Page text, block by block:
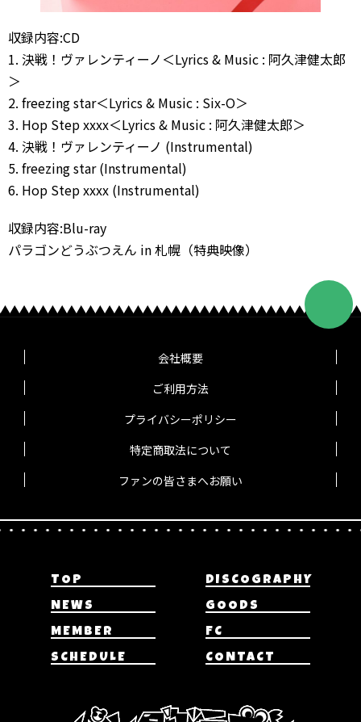
収録内容:CD
1. 決戦！ヴァレンティーノ＜Lyrics & Music : 阿久津健太郎
＞
2. freezing star＜Lyrics & Music : Six-O＞
3. Hop Step xxxx＜Lyrics & Music : 阿久津健太郎＞
4. 決戦！ヴァレンティーノ (Instrumental)
5. freezing star (Instrumental)
6. Hop Step xxxx (Instrumental)
収録内容:Blu-ray
パラゴンどうぶつえん in 札幌（特典映像）
会社概要
ご利用方法
プライバシーポリシー
特定商取法について
ファンの皆さまへお願い
TOP
DISCOGRAPHY
NEWS
GOODS
MEMBER
FC
SCHEDULE
CONTACT